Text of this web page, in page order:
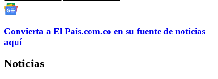
Convierta a El País.com.co en su fuente de noticias
aquí
Noticias